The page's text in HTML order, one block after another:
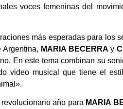
voces femeninas del
más esperadas para los
Argentina, MARIA BECERRA y
En este tema combinan su
video musical que tiene el
año para MARIA